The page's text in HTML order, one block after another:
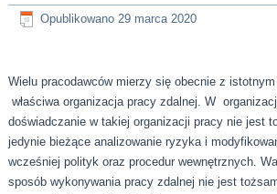
Opublikowano 29 marca 2020
Wielu pracodawców mierzy się obecnie z
właściwa organizacja pracy zdalnej. W
doświadczanie w takiej organizacji pracy nie jest
jedynie bieżące analizowanie ryzyka i
wcześniej polityk oraz procedur wewnętrznych.
sposób wykonywania pracy zdalnej nie jest